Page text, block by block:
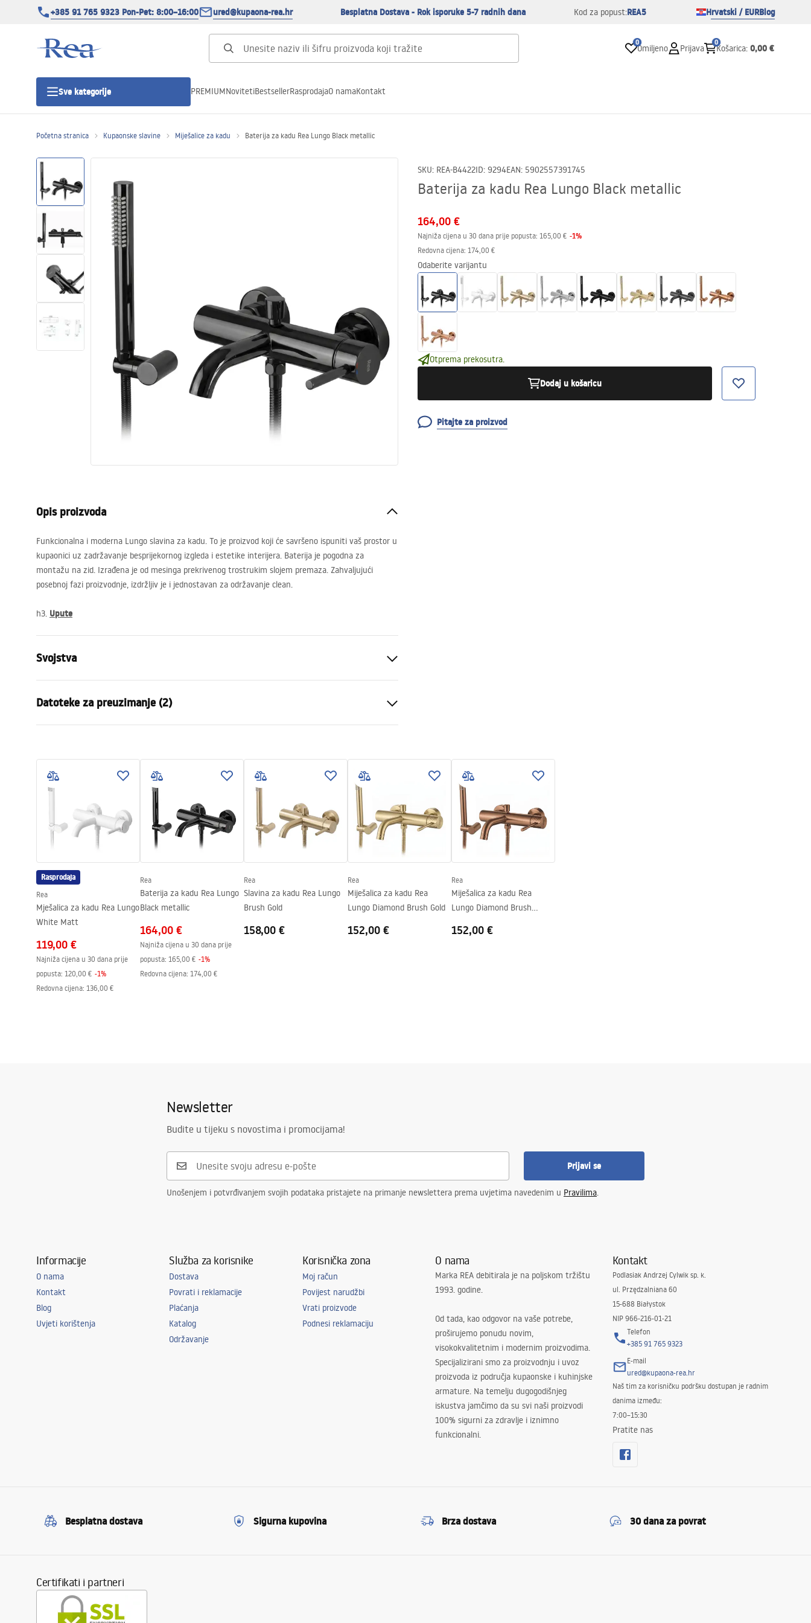
+385 91 765 9323 Pon-Pet: 8:00–16:00 ured@kupaona-rea.hr Besplatna Dostava - Rok isporuke 5-7 radnih dana Kod za popust:REA5 Hrvatski / EURBlog
0
Omiljeno Prijava
0
Košarica: 0,00 €
Sve kategorije
Tuš vrata
Tuš Kanalice
WC školjke
Umivaonici
Kade i paravani
Miješalice, pipe, slavine
PREMIUMNovitetiBestsellerRasprodajaO namaKontakt
Početna stranica Kupaonske slavine Miješalice za kadu Baterija za kadu Rea Lungo Black metallic
SKU: REA-B4422ID: 9294EAN: 5902557391745
Baterija za kadu Rea Lungo Black metallic
164,00 €
Najniža cijena u 30 dana prije popusta: 165,00 € -1%
Redovna cijena: 174,00 €
Odaberite varijantu
Otprema prekosutra.
Dodaj u košaricu
Pitajte za proizvod
Opis proizvoda
Funkcionalna i moderna Lungo slavina za kadu. To je proizvod koji će savršeno ispuniti vaš prostor u
kupaonici uz zadržavanje besprijekornog izgleda i estetike interijera. Baterija je pogodna za
montažu na zid. Izrađena je od mesinga prekrivenog trostrukim slojem premaza. Zahvaljujući
posebnoj fazi proizvodnje, izdržljiv je i jednostavan za održavanje clean.
h3. Upute
Svojstva
Način montaže
Boja
Crn
Doseg izljeva
mm
Tehnologija premazivanja
Electroplating
Promjer priključka
Razmak priključaka
150mm
Jamstvo
5 godina
Datoteke za preuzimanje (2)
Warranty_Terms_and_Conditions_
Faucets_-_5.pdf
Rasprodaja
Rea
Mješalica za kadu Rea Lungo
White Matt
119,00 €
Najniža cijena u 30 dana prije
popusta: 120,00 € -1%
Redovna cijena: 136,00 €
Rea
Baterija za kadu Rea Lungo
Black metallic
164,00 €
Najniža cijena u 30 dana prije
popusta: 165,00 € -1%
Redovna cijena: 174,00 €
Rea
Slavina za kadu Rea Lungo
Brush Gold
158,00 €
Rea
Miješalica za kadu Rea
Lungo Diamond Brush Gold
152,00 €
Rea
Miješalica za kadu Rea
Lungo Diamond Brush
152,00 €
Newsletter
Budite u tijeku s novostima i promocijama!
Prijavi se
Unošenjem i potvrđivanjem svojih podataka pristajete na primanje newslettera prema uvjetima navedenim u Pravilima.
Informacije
O nama
Kontakt
Blog
Uvjeti korištenja
Služba za korisnike
Dostava
Povrati i reklamacije
Plaćanja
Katalog
Održavanje
Korisnička zona
Moj račun
Povijest narudžbi
Vrati proizvode
Podnesi reklamaciju
O nama
Marka REA debitirala je na poljskom tržištu
1993. godine.
Od tada, kao odgovor na vaše potrebe,
proširujemo ponudu novim,
visokokvalitetnim i modernim proizvodima.
Specijalizirani smo za proizvodnju i uvoz
proizvoda iz područja kupaonske i kuhinjske
armature. Na temelju dugogodišnjeg
iskustva jamčimo da su svi naši proizvodi
100% sigurni za zdravlje i iznimno
funkcionalni.
Kontakt
Podlasiak Andrzej Cylwik sp. k.
ul. Przędzalniana 60
15-688 Białystok
NIP 966-216-01-21
Telefon
+385 91 765 9323
E-mail
ured@kupaona-rea.hr
Naš tim za korisničku podršku dostupan je radnim
danima između:
7:00–15:30
Pratite nas
Besplatna dostava Sigurna kupovina Brza dostava 30 dana za povrat
Certifikati i partneri